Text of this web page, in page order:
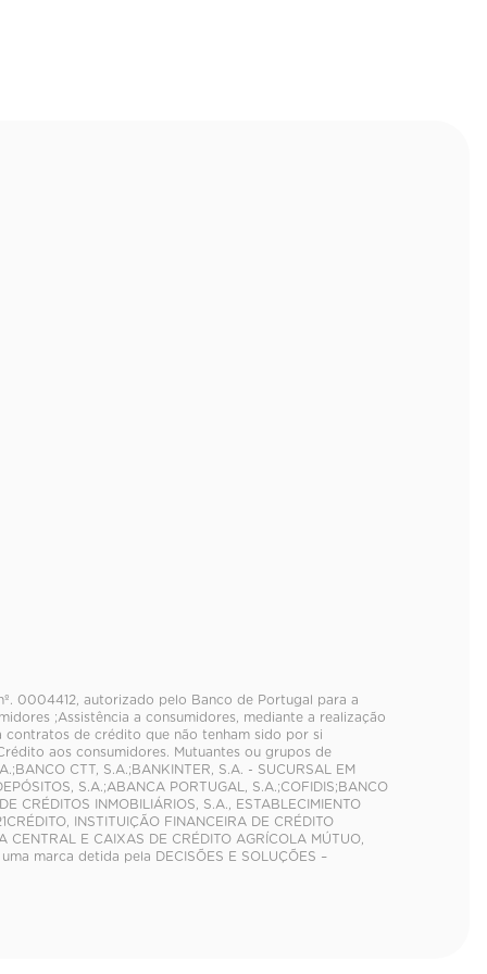
0004412, autorizado pelo Banco de Portugal para a
;Assistência a consumidores, mediante a realização
de crédito que não tenham sido por si
aos consumidores. Mutuantes ou grupos de
CTT, S.A.;BANKINTER, S.A. - SUCURSAL EM
S.A.;ABANCA PORTUGAL, S.A.;COFIDIS;BANCO
CRÉDITOS INMOBILIÁRIOS, S.A., ESTABLECIMIENTO
INSTITUIÇÃO FINANCEIRA DE CRÉDITO
CENTRAL E CAIXAS DE CRÉDITO AGRÍCOLA MÚTUO,
uma marca detida pela DECISÕES E SOLUÇÕES –